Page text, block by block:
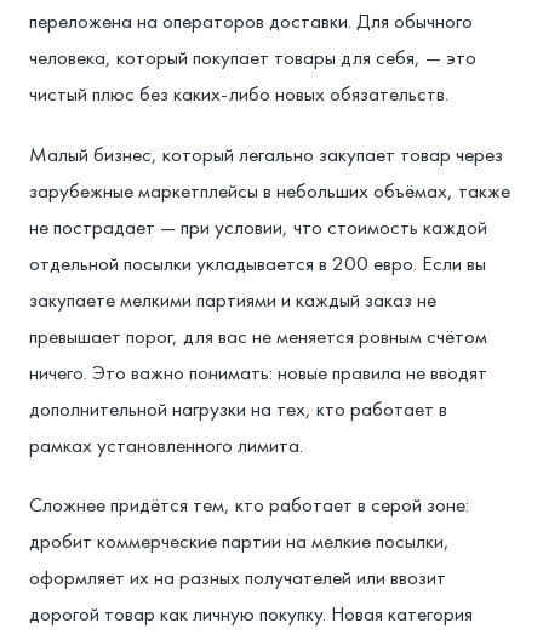
переложена на операторов доставки. Для обычного
человека, который покупает товары для себя, — это
чистый плюс без каких-либо новых обязательств.
Малый бизнес, который легально закупает товар через
зарубежные маркетплейсы в небольших объёмах, также
не пострадает — при условии, что стоимость каждой
отдельной посылки укладывается в 200 евро. Если вы
закупаете мелкими партиями и каждый заказ не
превышает порог, для вас не меняется ровным счётом
ничего. Это важно понимать: новые правила не вводят
дополнительной нагрузки на тех, кто работает в
рамках установленного лимита.
Сложнее придётся тем, кто работает в серой зоне:
дробит коммерческие партии на мелкие посылки,
оформляет их на разных получателей или ввозит
дорогой товар как личную покупку. Новая категория